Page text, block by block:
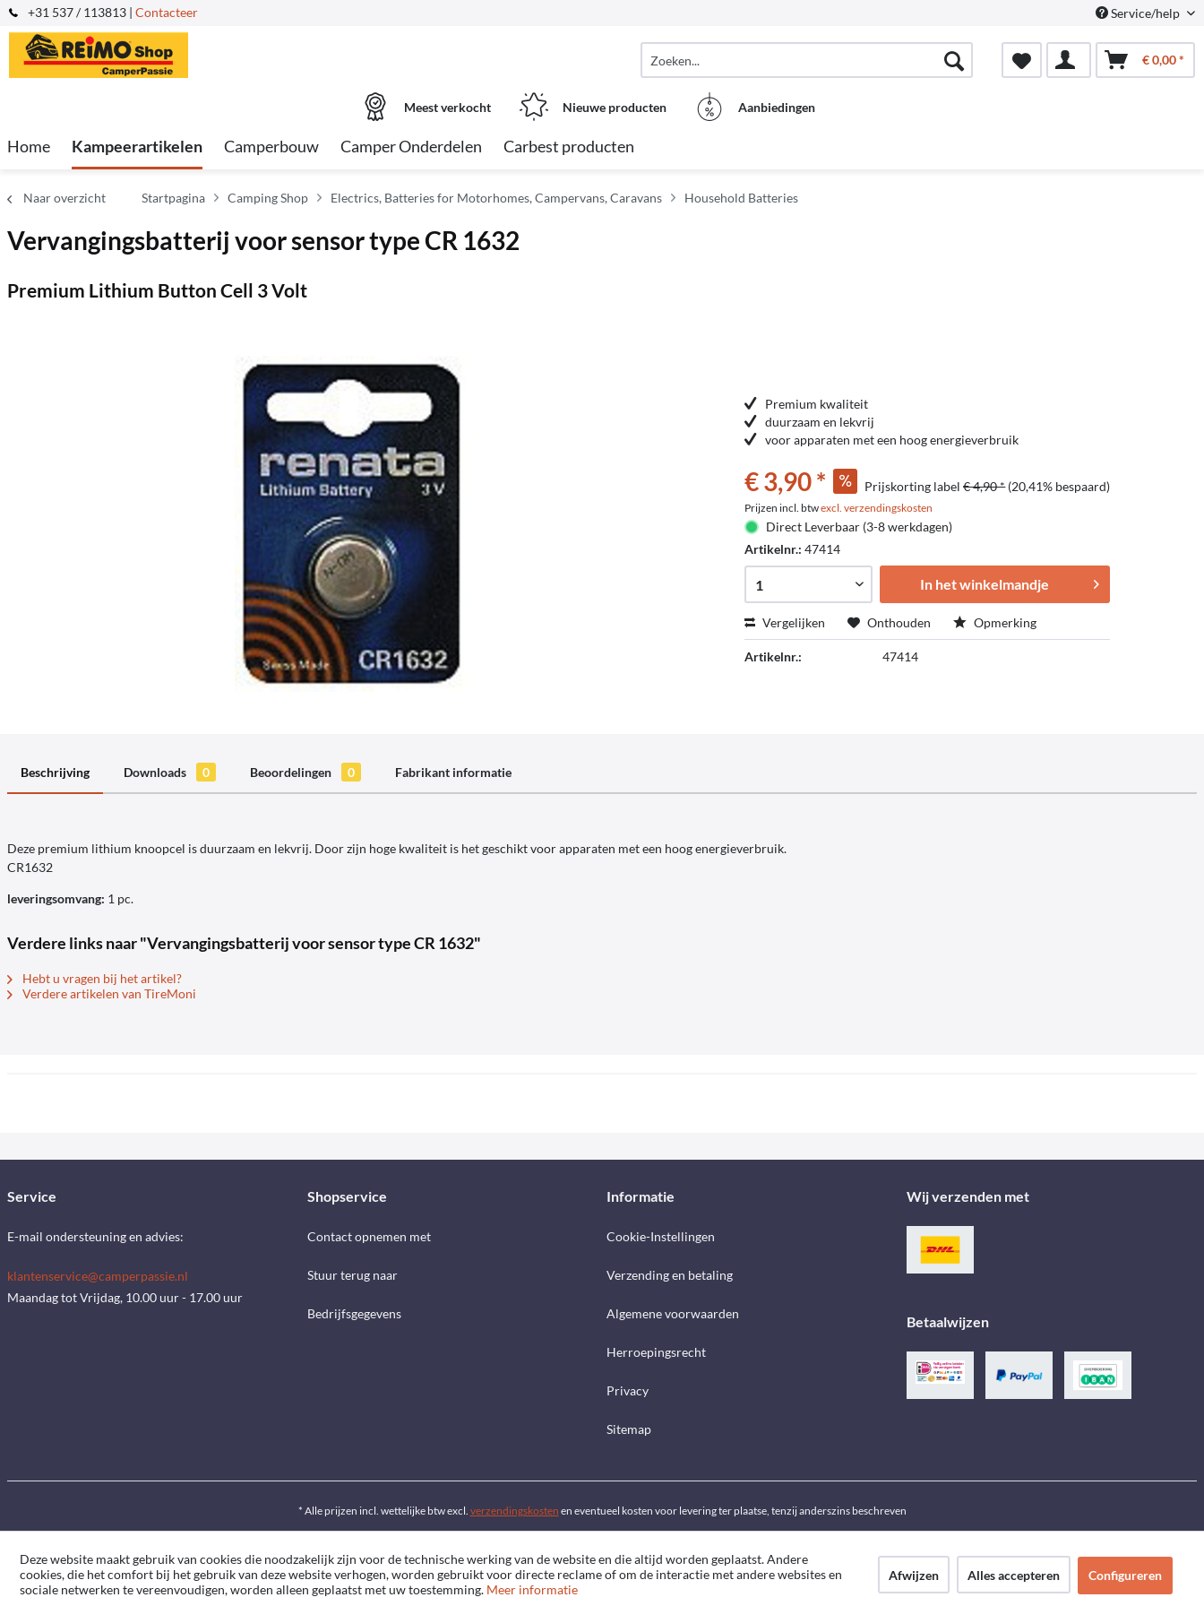
+31 537 / 113813 | Contacteer Service/help
€ 0,00 *
Meest verkocht Nieuwe producten Aanbiedingen
Home Kampeerartikelen Camperbouw Camper Onderdelen Carbest producten
Naar overzicht Startpagina Camping Shop Electrics, Batteries for Motorhomes, Campervans, Caravans Household Batteries
Vervangingsbatterij voor sensor type CR 1632
Premium Lithium Button Cell 3 Volt
Premium kwaliteit
duurzaam en lekvrij
voor apparaten met een hoog energieverbruik
€ 3,90 * Prijskorting label€ 4,90 * (20,41% bespaard)
Prijzen incl. btwexcl. verzendingskosten
Direct Leverbaar (3-8 werkdagen)
Artikelnr.:47414
In het winkelmandje
Vergelijken Onthouden Opmerking
Artikelnr.: 47414
Beschrijving Downloads 0 Beoordelingen 0 Fabrikant informatie
Deze premium lithium knoopcel is duurzaam en lekvrij. Door zijn hoge kwaliteit is het geschikt voor apparaten met een hoog energieverbruik.
CR1632
leveringsomvang: 1 pc.
Verdere links naar "Vervangingsbatterij voor sensor type CR 1632"
Hebt u vragen bij het artikel?
Verdere artikelen van TireMoni
Service
E-mail ondersteuning en advies:
klantenservice@camperpassie.nl
Maandag tot Vrijdag, 10.00 uur - 17.00 uur
Shopservice
Contact opnemen met
Stuur terug naar
Bedrijfsgegevens
Informatie
Cookie-Instellingen
Verzending en betaling
Algemene voorwaarden
Herroepingsrecht
Privacy
Sitemap
Wij verzenden met
Betaalwijzen
* Alle prijzen incl. wettelijke btw excl. verzendingskosten en eventueel kosten voor levering ter plaatse, tenzij anderszins beschreven
Deze website maakt gebruik van cookies die noodzakelijk zijn voor de technische werking van de website en die altijd worden geplaatst. Andere
cookies, die het comfort bij het gebruik van deze website verhogen, worden gebruikt voor directe reclame of om de interactie met andere websites en
sociale netwerken te vereenvoudigen, worden alleen geplaatst met uw toestemming. Meer informatie
Afwijzen Alles accepteren Configureren